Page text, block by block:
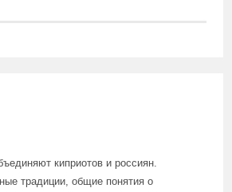
киприотов и россиян.
традиции, общие понятия о